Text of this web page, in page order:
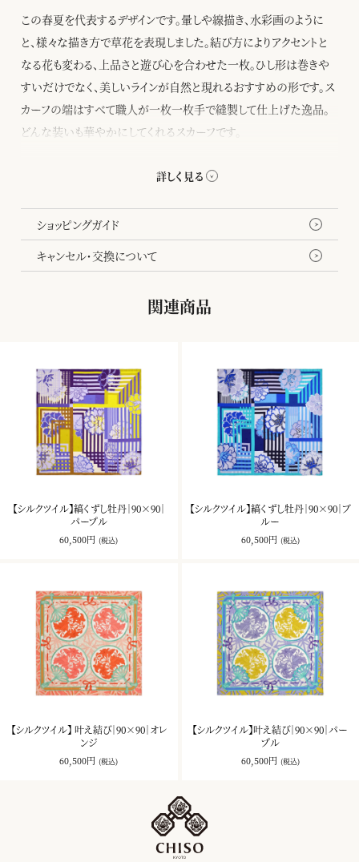
この春夏を代表するデザインです。暈しや線描き、水彩画のように
と、様々な描き方で草花を表現しました。結び方によりアクセントと
なる花も変わる、上品さと遊び心を合わせた一枚。ひし形は巻きや
すいだけでなく、美しいラインが自然と現れるおすすめの形です。ス
カーフの端はすべて職人が一枚一枚手で縫製して仕上げた逸品。
どんな装いも華やかにしてくれるスカーフです。
千總の紋にもある八角形を織り込んだスカーフのためのオリジナル
幸せな気持ちにさせてくれます。
ショッピングガイド
キャンセル・交換について
関連商品
【シルクツイル】縞くずし牡丹｜90×90｜
パープル
60,500円 (税込)
【シルクツイル】縞くずし牡丹｜90×90｜ブ
ルー
60,500円 (税込)
【シルクツイル】 叶え結び｜90×90｜オレ
ンジ
60,500円 (税込)
【シルクツイル】叶え結び｜90×90｜パー
プル
60,500円 (税込)